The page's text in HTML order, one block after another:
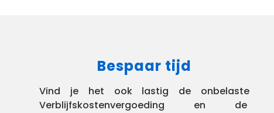
Bespaar tijd
Vind je het ook lastig de onbelaste
Verblijfskostenvergoeding en de